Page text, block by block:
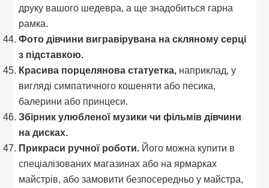
друку вашого шедевра, а ще знадобиться гарна
рамка.
Фото дівчини вигравірувана на скляному серці
з підставкою.
Красива порцелянова статуетка, наприклад, у
вигляді симпатичного кошеняти або песика,
балерини або принцеси.
Збірник улюбленої музики чи фільмів дівчини
на дисках.
Прикраси ручної роботи. Його можна купити в
спеціалізованих магазинах або на ярмарках
майстрів, або замовити безпосередньо у майстра,